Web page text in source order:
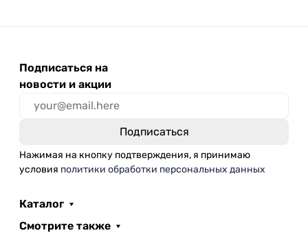
Подписаться на
новости и акции
Нажимая на кнопку подтверждения, я принимаю
условия политики обработки персональных данных
Каталог
Смотрите также